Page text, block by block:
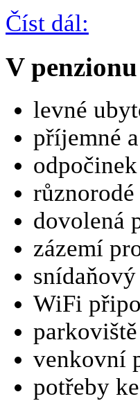
Číst dál:
V
levné
příjemné
dovolená
zázemí
WiFi
venkovní
potřeby